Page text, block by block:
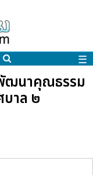
☰
พัฒนาคุณธรรม
บาล ๒